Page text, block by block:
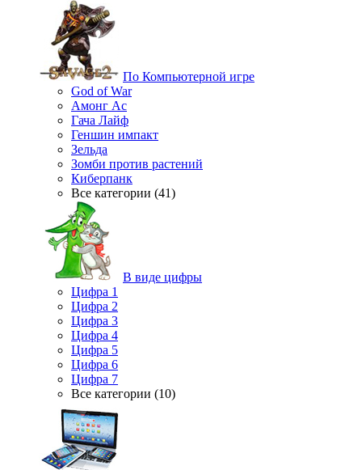
По Компьютерной игре
God of War
Амонг Ас
Гача Лайф
Геншин импакт
Зельда
Зомби против растений
Киберпанк
Все категории (41)
В виде цифры
Цифра 1
Цифра 2
Цифра 3
Цифра 4
Цифра 5
Цифра 6
Цифра 7
Все категории (10)